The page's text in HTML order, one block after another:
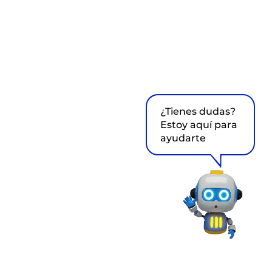
¿Tienes dudas?
Estoy aquí para
ayudarte